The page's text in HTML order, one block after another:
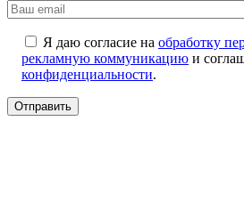
Я даю согласие на обработку
рекламную коммуникацию и
конфиденциальности.